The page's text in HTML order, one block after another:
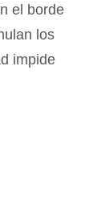
el borde
los
impide